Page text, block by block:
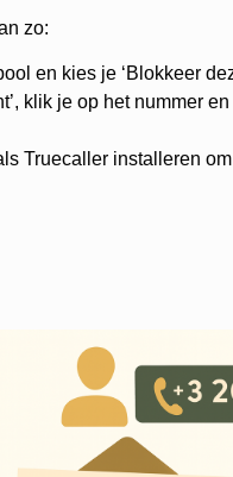
zo:
en kies je ‘Blokkeer
klik je op het nummer
Truecaller installeren